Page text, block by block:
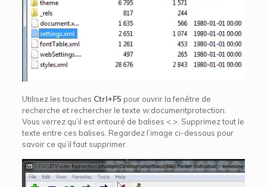
Utilisez les touches Ctrl+F5 pour ouvrir la fenêtre de
recherche et rechercher le texte w:documentprotection.
Vous verrez qu’il est entouré de balises < >. Supprimez tout le
texte entre ces balises. Regardez l’image ci-dessous pour
savoir ce qu’il faut supprimer.